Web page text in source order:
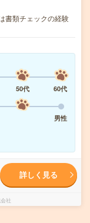
書類チェックの経験
50代
60代
男性
詳しく見る
社